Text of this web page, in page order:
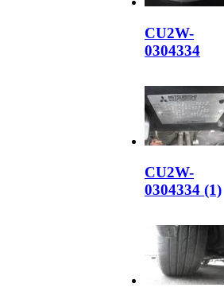
CU2W-
0304334
CU2W-
0304334 (1)